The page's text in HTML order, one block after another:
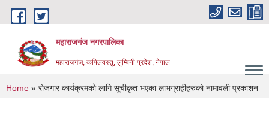
Skip to main content
महाराजगंज नगरपालिका
महाराजगंज, कपिलवस्तु, लुम्बिनी प्रदेश, नेपाल
You are here
Home » रोजगार कार्यक्रमको लागि सूचीकृत भएका लाभग्राहीहरुको नामावली प्रकाशन